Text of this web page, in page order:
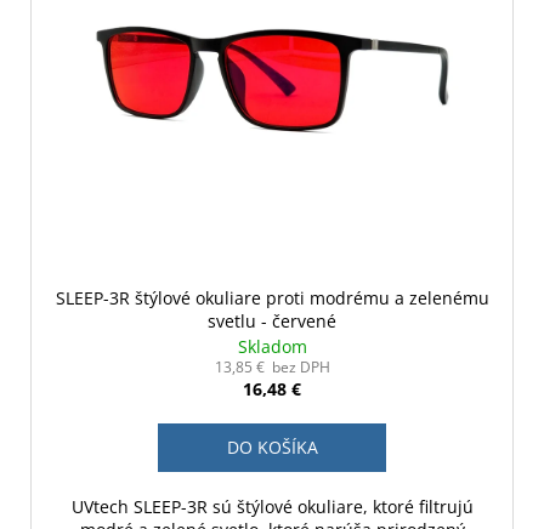
SLEEP-3R štýlové okuliare proti modrému a zelenému
svetlu - červené
Skladom
13,85 € bez DPH
16,48 €
DO KOŠÍKA
UVtech SLEEP-3R sú štýlové okuliare, ktoré filtrujú